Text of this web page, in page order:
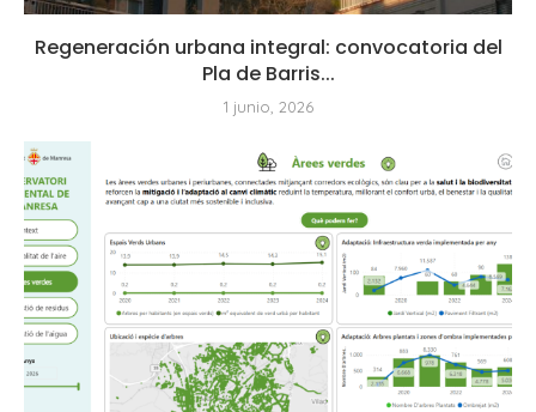
Regeneración urbana integral: convocatoria del
Pla de Barris...
1 junio, 2026